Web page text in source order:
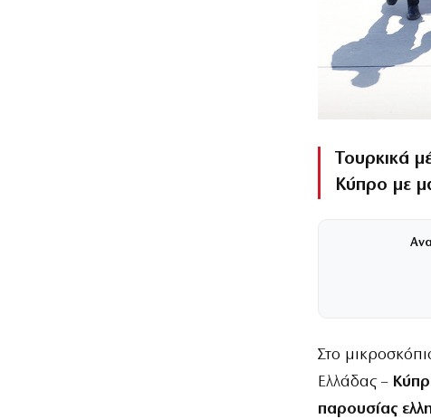
Τουρκικά
Κύπρο με
Στο
Ελλάδας –
παρουσίας